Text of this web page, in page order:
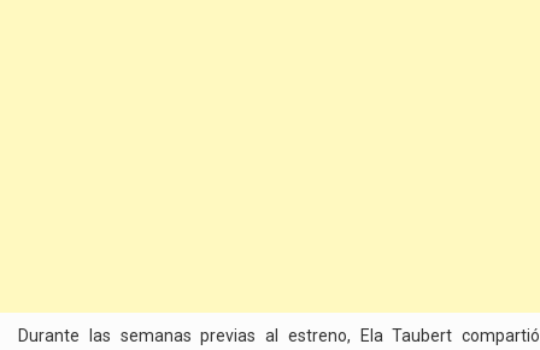
Durante las semanas previas al estreno, Ela Taubert compartió